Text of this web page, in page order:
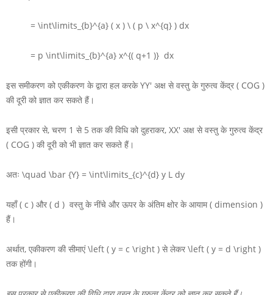
= \int\limits_{b}^{a} ( x ) \ ( p \ x^{q} ) dx
= p \int\limits_{b}^{a} x^{( q+1 )} dx
इस समीकरण को एकीकरण के द्वारा हल करकेYY' अक्ष से वस्तु के गुरुत्व केंद्र ( COG )
की दूरी को ज्ञात कर सकते हैं।
इसी प्रकार से, चरण 1 से 5 तक की विधि को दुहराकर, XX' अक्ष से वस्तु के गुरुत्व केंद्र
( COG ) की दूरी को भी ज्ञात कर सकते हैं।
अतः \quad \bar {Y} = \int\limits_{c}^{d} y L dy
यहाँ( c ) और ( d ) वस्तु के नींचे और ऊपर के अंतिम क्षोर के आयाम ( dimension )
हैं।
अर्थात, एकीकरण की सीमाएं\left ( y = c \right ) से लेकर \left ( y = d \right )
तक होंगी।